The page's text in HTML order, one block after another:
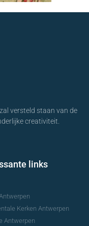
versteld staan van de
creativiteit.
links
Kerken Antwerpen
Antwerpen